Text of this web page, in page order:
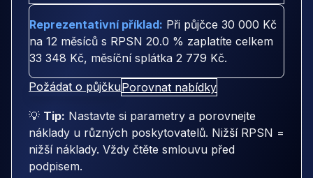
Reprezentativní příklad: Při půjčce 30 000 Kč
na 12 měsíců s RPSN 20.0 % zaplatíte celkem
33 348 Kč, měsíční splátka 2 779 Kč.
Požádat o půjčkuPorovnat nabídky
💡 Tip: Nastavte si parametry a porovnejte
náklady u různých poskytovatelů. Nižší RPSN =
nižší náklady. Vždy čtěte smlouvu před
podpisem.